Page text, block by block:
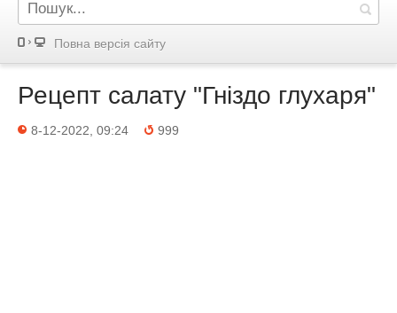
Повна версiя сайту
Рецепт салату "Гніздо глухаря"
8-12-2022, 09:24 999